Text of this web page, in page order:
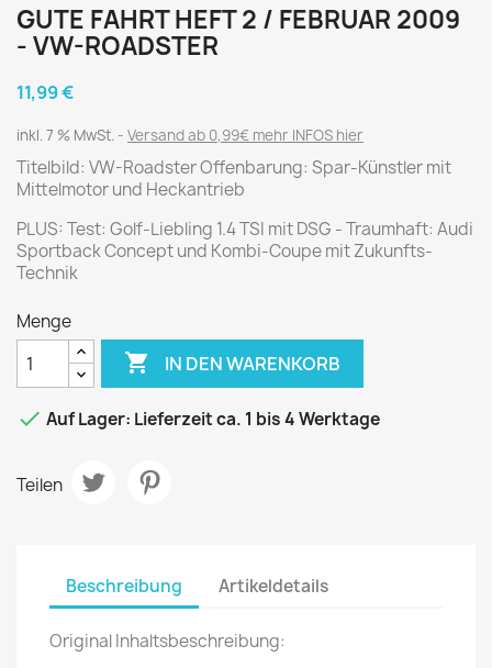
GUTE FAHRT HEFT 2 / FEBRUAR 2009
- VW-ROADSTER
11,99 €
inkl. 7 % MwSt. Versand ab 0,99€ mehr INFOS hier
Titelbild: VW-Roadster Offenbarung: Spar-Künstler mit
Mittelmotor und Heckantrieb
PLUS: Test: Golf-Liebling 1.4 TSI mit DSG - Traumhaft: Audi
Sportback Concept und Kombi-Coupe mit Zukunfts-
Technik
Menge
 IN DEN WARENKORB
 Auf Lager: Lieferzeit ca. 1 bis 4 Werktage
Teilen
Beschreibung Artikeldetails
Original Inhaltsbeschreibung: